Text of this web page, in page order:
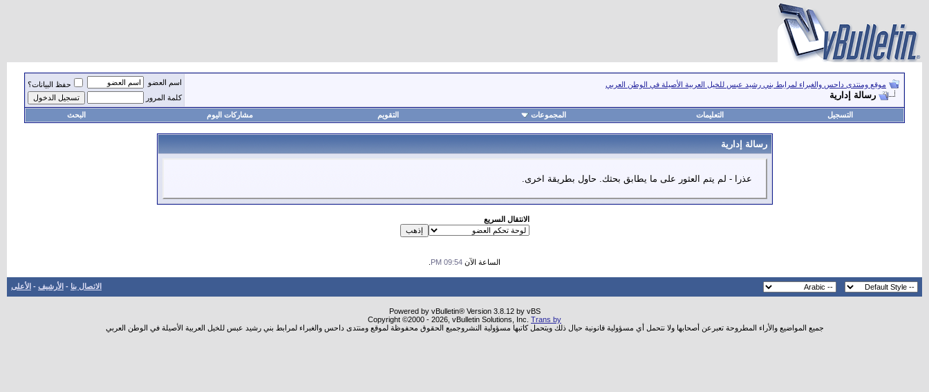
موقع ومنتدى داحس والغبراء لمرابط بني رشيد عبس للخيل العربية الأصيلة في الوطن العربي
رسالة إدارية
اسم العضو
حفظ البيانات؟
كلمة المرور
التسجيل التعليمات المجموعات التقويم مشاركات اليوم البحث
رسالة إدارية
عذرا - لم يتم العثور على ما يطابق بحثك. حاول بطريقة اخرى.
الانتقال السريع
الساعة الآن 09:54 PM
الاتصال بنا - الأرشيف - الأعلى
Powered by vBulletin® Version 3.8.12 by vBS
Copyright ©2000 - 2026, vBulletin Solutions, Inc. Trans by
جميع المواضيع والأراء المطروحة تعبرعن أصحابها ولا نتحمل أي مسؤولية قانونية حيال ذلك ويتحمل كاتبها مسؤولية النشروجميع الحقوق محفوظة لموقع ومنتدى داحس والغبراء لمرابط بني رشيد عبس للخيل العربية الأصيلة في الوطن العربي